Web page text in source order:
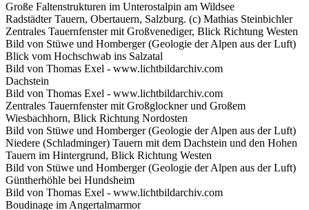
Große Faltenstrukturen im Unterostalpin am Wildsee
Radstädter Tauern, Obertauern, Salzburg. (c) Mathias Steinbichler
Zentrales Tauernfenster mit Großvenediger, Blick Richtung Westen
Bild von Stüwe und Homberger (Geologie der Alpen aus der Luft)
Blick vom Hochschwab ins Salzatal
Bild von Thomas Exel - www.lichtbildarchiv.com
Dachstein
Bild von Thomas Exel - www.lichtbildarchiv.com
Zentrales Tauernfenster mit Großglockner und Großem
Wiesbachhorn, Blick Richtung Nordosten
Bild von Stüwe und Homberger (Geologie der Alpen aus der Luft)
Niedere (Schladminger) Tauern mit dem Dachstein und den Hohen
Tauern im Hintergrund, Blick Richtung Westen
Bild von Stüwe und Homberger (Geologie der Alpen aus der Luft)
Güntherhöhle bei Hundsheim
Bild von Thomas Exel - www.lichtbildarchiv.com
Boudinage im Angertalmarmor